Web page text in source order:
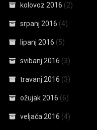
kolovoz 2016 (2)
srpanj 2016 (4)
lipanj 2016 (5)
svibanj 2016 (3)
travanj 2016 (3)
ožujak 2016 (6)
veljača 2016 (4)